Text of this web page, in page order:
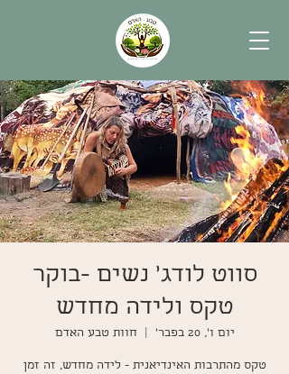
סווט לודג' נשים -בוקר
טקס ולידה מחדש
יום ו׳, 20 בפבר׳ חוות טבע האדם
טקס מהתרבות האינדיאנית - לידה מחדש, זה זמן